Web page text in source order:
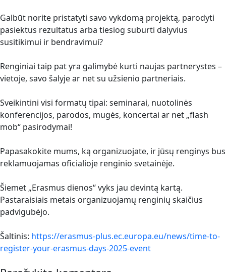
Galbūt norite pristatyti savo vykdomą projektą, parodyti
pasiektus rezultatus arba tiesiog suburti dalyvius
susitikimui ir bendravimui?
Renginiai taip pat yra galimybė kurti naujas partnerystes –
vietoje, savo šalyje ar net su užsienio partneriais.
Sveikintini visi formatų tipai: seminarai, nuotolinės
konferencijos, parodos, mugės, koncertai ar net „flash
mob“ pasirodymai!
Papasakokite mums, ką organizuojate, ir jūsų renginys bus
reklamuojamas oficialioje renginio svetainėje.
Šiemet „Erasmus dienos“ vyks jau devintą kartą.
Pastaraisiais metais organizuojamų renginių skaičius
padvigubėjo.
Šaltinis: https://erasmus-plus.ec.europa.eu/news/time-to-
register-your-erasmus-days-2025-event